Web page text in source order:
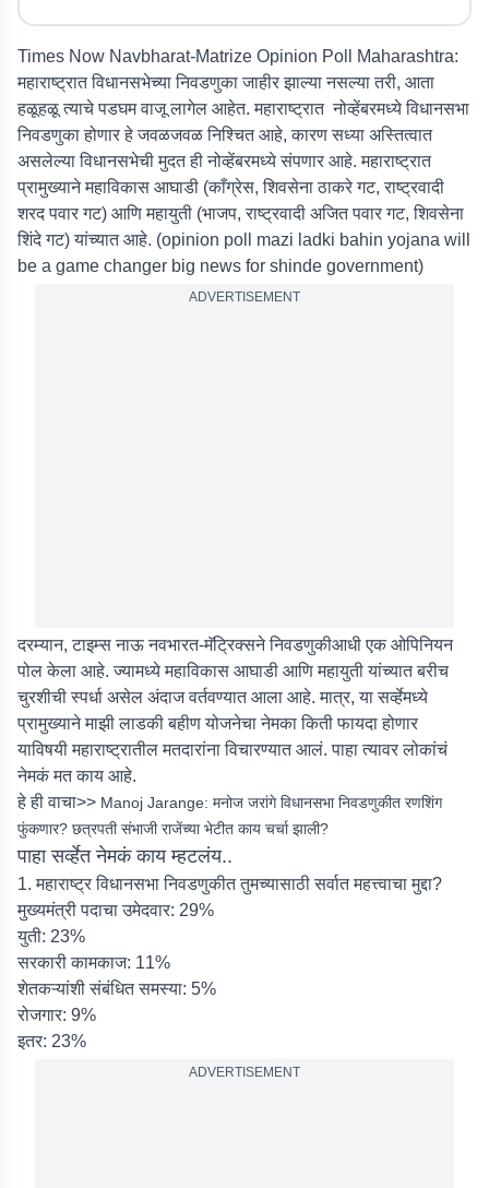
Times Now Navbharat-Matrize Opinion Poll Maharashtra:
महाराष्ट्रात विधानसभेच्या निवडणुका जाहीर झाल्या नसल्या तरी, आता
हळूहळू त्याचे पडघम वाजू लागेल आहेत. महाराष्ट्रात नोव्हेंबरमध्ये विधानसभा
निवडणुका होणार हे जवळजवळ निश्चित आहे, कारण सध्या अस्तित्वात
असलेल्या विधानसभेची मुदत ही नोव्हेंबरमध्ये संपणार आहे. महाराष्ट्रात
प्रामुख्याने महाविकास आघाडी (काँग्रेस, शिवसेना ठाकरे गट, राष्ट्रवादी
शरद पवार गट) आणि महायुती (भाजप, राष्ट्रवादी अजित पवार गट, शिवसेना
शिंदे गट) यांच्यात आहे. (opinion poll mazi ladki bahin yojana will
be a game changer big news for shinde government)
ADVERTISEMENT
दरम्यान, टाइम्स नाऊ नवभारत-मॅट्रिक्सने निवडणुकीआधी एक ओपिनियन
पोल केला आहे. ज्यामध्ये महाविकास आघाडी आणि महायुती यांच्यात बरीच
चुरशीची स्पर्धा असेल अंदाज वर्तवण्यात आला आहे. मात्र, या सर्व्हेमध्ये
प्रामुख्याने माझी लाडकी बहीण योजनेचा नेमका किती फायदा होणार
याविषयी महाराष्ट्रातील मतदारांना विचारण्यात आलं. पाहा त्यावर लोकांचं
नेमकं मत काय आहे.
हे ही वाचा>> Manoj Jarange: मनोज जरांगे विधानसभा निवडणुकीत रणशिंग
फुंकणार? छत्रपती संभाजी राजेंच्या भेटीत काय चर्चा झाली?
पाहा सर्व्हेत नेमकं काय म्हटलंय..
1. महाराष्ट्र विधानसभा निवडणुकीत तुमच्यासाठी सर्वात महत्त्वाचा मुद्दा?
मुख्यमंत्री पदाचा उमेदवार: 29%
युती: 23%
सरकारी कामकाज: 11%
शेतकऱ्यांशी संबंधित समस्या: 5%
रोजगार: 9%
इतर: 23%
ADVERTISEMENT